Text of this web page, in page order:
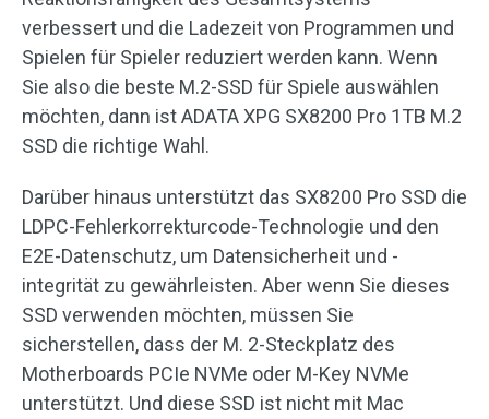
verbessert und die Ladezeit von Programmen und
Spielen für Spieler reduziert werden kann. Wenn
Sie also die beste M.2-SSD für Spiele auswählen
möchten, dann ist ADATA XPG SX8200 Pro 1TB M.2
SSD die richtige Wahl.
Darüber hinaus unterstützt das SX8200 Pro SSD die
LDPC-Fehlerkorrekturcode-Technologie und den
E2E-Datenschutz, um Datensicherheit und -
integrität zu gewährleisten. Aber wenn Sie dieses
SSD verwenden möchten, müssen Sie
sicherstellen, dass der M. 2-Steckplatz des
Motherboards PCIe NVMe oder M-Key NVMe
unterstützt. Und diese SSD ist nicht mit Mac